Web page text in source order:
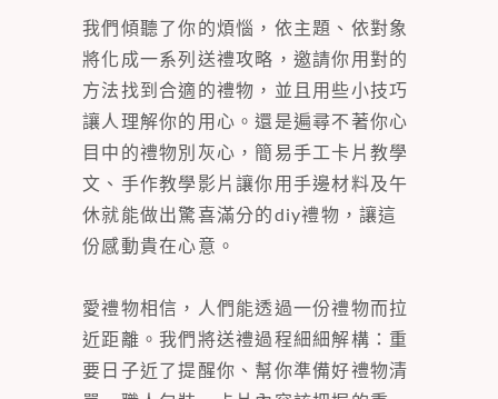
我們傾聽了你的煩惱，依主題、依對象
將化成一系列送禮攻略，邀請你用對的
方法找到合適的禮物，並且用些小技巧
讓人理解你的用心。還是遍尋不著你心
目中的禮物別灰心，簡易手工卡片教學
文、手作教學影片讓你用手邊材料及午
休就能做出驚喜滿分的diy禮物，讓這
份感動貴在心意。
愛禮物相信，人們能透過一份禮物而拉
近距離。我們將送禮過程細細解構：重
要日子近了提醒你、幫你準備好禮物清